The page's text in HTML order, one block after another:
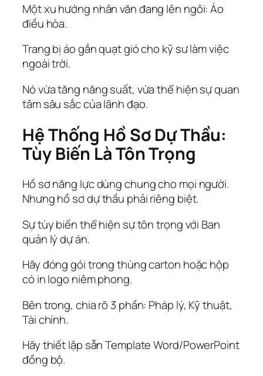
Một xu hướng nhân văn đang lên ngôi: Áo
điều hòa.
Trang bị áo gắn quạt gió cho kỹ sư làm việc
ngoài trời.
Nó vừa tăng năng suất, vừa thể hiện sự quan
tâm sâu sắc của lãnh đạo.
Hệ Thống Hồ Sơ Dự Thầu:
Tùy Biến Là Tôn Trọng
Hồ sơ năng lực dùng chung cho mọi người.
Nhưng hồ sơ dự thầu phải riêng biệt.
Sự tùy biến thể hiện sự tôn trọng với Ban
quản lý dự án.
Hãy đóng gói trong thùng carton hoặc hộp
có in logo niêm phong.
Bên trong, chia rõ 3 phần: Pháp lý, Kỹ thuật,
Tài chính.
Hãy thiết lập sẵn Template Word/PowerPoint
đồng bộ.